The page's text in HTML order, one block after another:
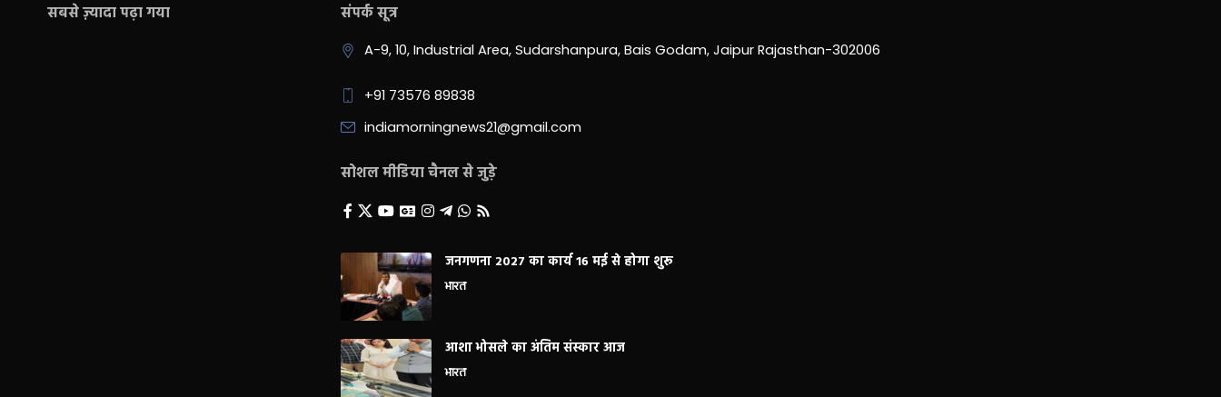
सबसे ज़्यादा पढ़ा गया संपर्क सूत्र
A-9, 10, Industrial Area, Sudarshanpura, Bais Godam, Jaipur Rajasthan-302006
+91 73576 89838
indiamorningnews21@gmail.com
सोशल मीडिया चैनल से जुड़े
जनगणना 2027 का कार्य 16 मई से होगा शुरू
भारत
आशा भोसले का अंतिम संस्कार आज
भारत